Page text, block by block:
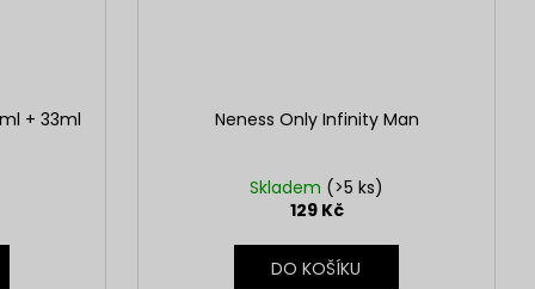
+ 33ml Neness Only Infinity Man
Skladem (>5 ks)
129 Kč
DO KOŠÍKU